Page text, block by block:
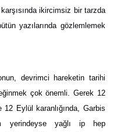
ikircimsiz bir tarzda
yazılarında gözlemlemek
devrimci hareketin tarihi
çok önemli. Gerek 12
Eylül karanlığında, Garbis
yerindeyse yağlı ip hep